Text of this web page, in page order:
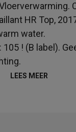
HR Top,
water.
105 ! (B label).
LEES MEER